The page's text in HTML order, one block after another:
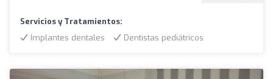
Servicios y Tratamientos:
Implantes dentales
Dentistas pediátricos